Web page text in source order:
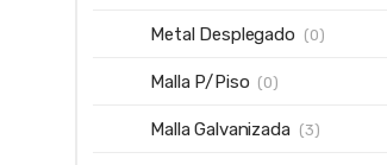
Metal Desplegado (0)
Malla P/Piso (0)
Malla Galvanizada (3)